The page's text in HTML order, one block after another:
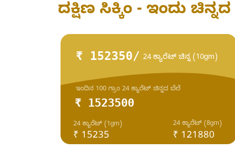
ದಕ್ಷಿಣ ಸಿಕ್ಕಿಂ - ಇಂದು
₹ 152350/ 24 ಕ್ಯಾರೆಟ್ ಚಿನ್ನ (10gm)
₹ 1523500
₹ 15235
24 ಕ್ಯಾರೆಟ್ (1gm) 24 ಕ್ಯಾರೆಟ್ (8gm)
ಇಂದಿನ 100 ಗ್ರಾಂ 24 ಕ್ಯಾರೆಟ್ ಚಿನ್ನದ ಬೆಲೆ
₹ 121880